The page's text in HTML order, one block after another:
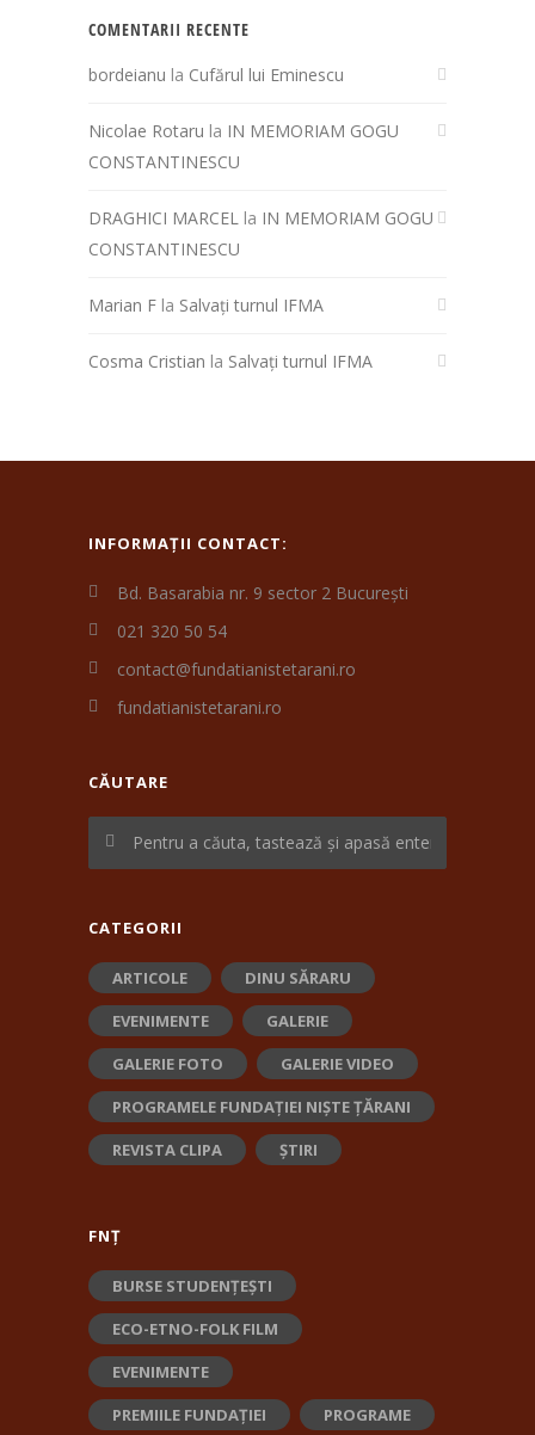
COMENTARII RECENTE
bordeianu la Cufărul lui Eminescu
Nicolae Rotaru la IN MEMORIAM GOGU
CONSTANTINESCU
DRAGHICI MARCEL la IN MEMORIAM GOGU
CONSTANTINESCU
Marian F la Salvați turnul IFMA
Cosma Cristian la Salvați turnul IFMA
INFORMAȚII CONTACT:
Bd. Basarabia nr. 9 sector 2 București
021 320 50 54
contact@fundatianistetarani.ro
fundatianistetarani.ro
CĂUTARE
CATEGORII
ARTICOLE
DINU SĂRARU
EVENIMENTE
GALERIE
GALERIE FOTO
GALERIE VIDEO
PROGRAMELE FUNDAȚIEI NIȘTE ȚĂRANI
REVISTA CLIPA
ȘTIRI
FNȚ
BURSE STUDENȚEȘTI
ECO-ETNO-FOLK FILM
EVENIMENTE
PREMIILE FUNDAȚIEI
PROGRAME